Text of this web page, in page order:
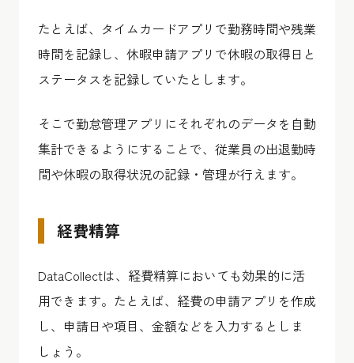
たとえば、タイムカードアプリで勤務時間や残業
時間を記録し、休暇申請アプリで休暇の取得日と
ステータスを記録していたとします。
そこで勤怠管理アプリにそれぞれのデータを自動
集計できるようにすることで、従業員の出退勤時
間や休暇の取得状況の記録・管理が行えます。
経費精算
DataCollectは、経費精算においても効果的に活
用できます。たとえば、経費の申請アプリを作成
し、申請日や項目、金額などを入力するとしま
しょう。